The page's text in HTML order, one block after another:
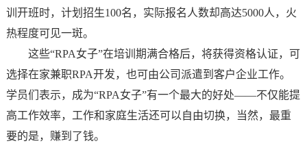
训开班时，计划招生100名，实际报名人数却高达5000人，火
热程度可见一斑。
这些“RPA女子”在培训期满合格后，将获得资格认证，可
选择在家兼职RPA开发，也可由公司派遣到客户企业工作。
学员们表示，成为“RPA女子”有一个最大的好处——不仅能提
高工作效率，工作和家庭生活还可以自由切换，当然，最重
要的是，赚到了钱。